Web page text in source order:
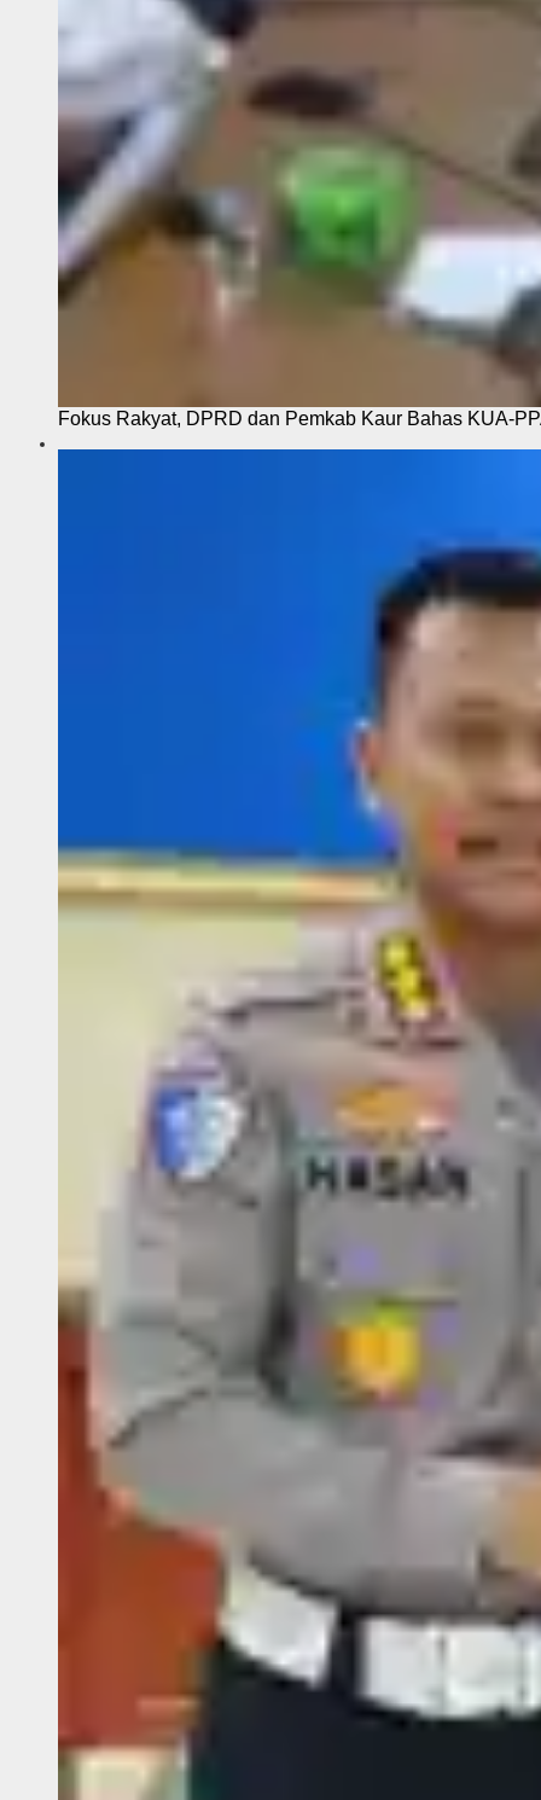
Fokus Rakyat, DPRD dan Pemkab Kaur Bahas KUA-